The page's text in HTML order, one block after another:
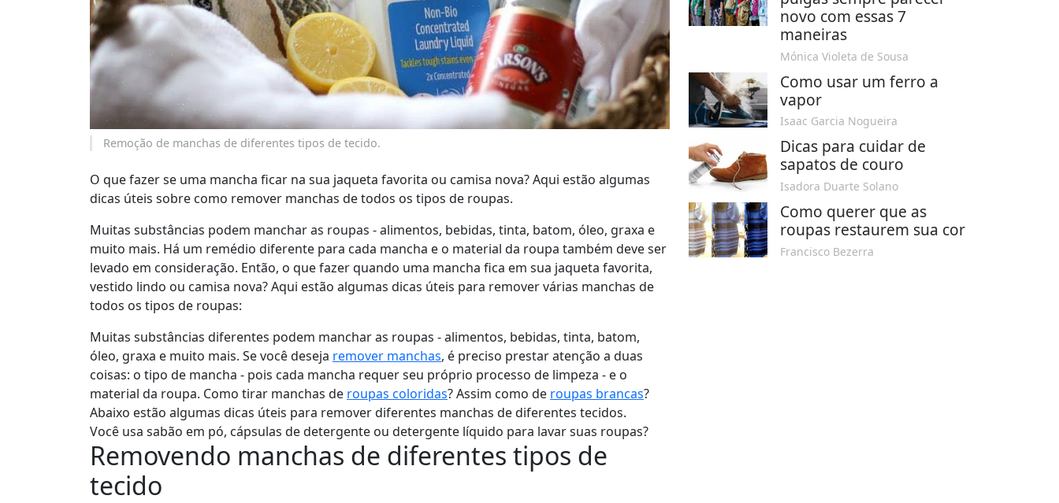
Remoção de manchas de diferentes tipos de tecido.
O que fazer se uma mancha ficar na sua jaqueta favorita ou camisa nova? Aqui estão algumas
dicas úteis sobre como remover manchas de todos os tipos de roupas.
Muitas substâncias podem manchar as roupas - alimentos, bebidas, tinta, batom, óleo, graxa e
muito mais. Há um remédio diferente para cada mancha e o material da roupa também deve ser
levado em consideração. Então, o que fazer quando uma mancha fica em sua jaqueta favorita,
vestido lindo ou camisa nova? Aqui estão algumas dicas úteis para remover várias manchas de
todos os tipos de roupas:
Muitas substâncias diferentes podem manchar as roupas - alimentos, bebidas, tinta, batom,
óleo, graxa e muito mais. Se você deseja remover manchas, é preciso prestar atenção a duas
coisas: o tipo de mancha - pois cada mancha requer seu próprio processo de limpeza - e o
material da roupa. Como tirar manchas de roupas coloridas? Assim como de roupas brancas?
Abaixo estão algumas dicas úteis para remover diferentes manchas de diferentes tecidos.
Você usa sabão em pó, cápsulas de detergente ou detergente líquido para lavar suas roupas?
Removendo manchas de diferentes tipos de
tecido
novo com essas 7
maneiras
Mónica Violeta de Sousa
Como usar um ferro a
vapor
Isaac Garcia Nogueira
Dicas para cuidar de
sapatos de couro
Isadora Duarte Solano
Como querer que as
roupas restaurem sua cor
Francisco Bezerra